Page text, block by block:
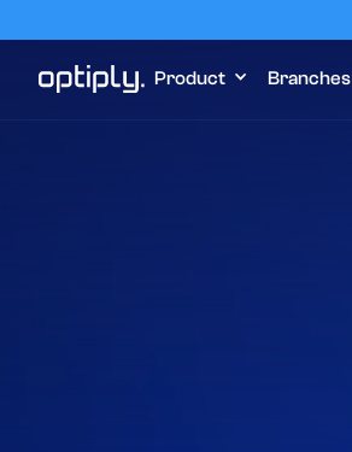
Product Branches